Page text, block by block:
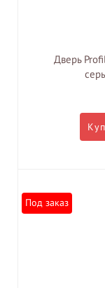
Дверь
Под заказ